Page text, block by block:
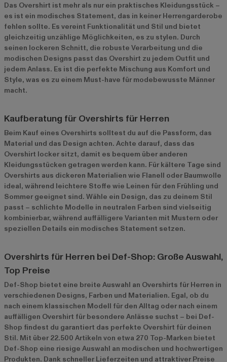
Das Overshirt ist mehr als nur ein praktisches Kleidungsstück –
es ist ein modisches Statement, das in keiner Herrengarderobe
fehlen sollte. Es vereint Funktionalität und Stil und bietet
gleichzeitig unzählige Möglichkeiten, es zu stylen. Durch
seinen lockeren Schnitt, die robuste Verarbeitung und die
modischen Designs passt das Overshirt zu jedem Outfit und
jedem Anlass. Es ist die perfekte Mischung aus Komfort und
Style, was es zu einem Must-have für modebewusste Männer
macht.
Kaufberatung für Overshirts für Herren
Beim Kauf eines Overshirts solltest du auf die Passform, das
Material und das Design achten. Achte darauf, dass das
Overshirt locker sitzt, damit es bequem über anderen
Kleidungsstücken getragen werden kann. Für kältere Tage sind
Overshirts aus dickeren Materialien wie Flanell oder Baumwolle
ideal, während leichtere Stoffe wie Leinen für den Frühling und
Sommer geeignet sind. Wähle ein Design, das zu deinem Stil
passt – schlichte Modelle in neutralen Farben sind vielseitig
kombinierbar, während auffälligere Varianten mit Mustern oder
speziellen Details ein modisches Statement setzen.
Overshirts für Herren bei Def-Shop: Große Auswahl,
Top Preise
Def-Shop bietet eine breite Auswahl an Overshirts für Herren in
verschiedenen Designs, Farben und Materialien. Egal, ob du
nach einem klassischen Modell für den Alltag oder nach einem
auffälligen Overshirt für besondere Anlässe suchst – bei Def-
Shop findest du garantiert das perfekte Overshirt für deinen
Stil. Mit über 22.500 Artikeln von etwa 270 Top-Marken bietet
Def-Shop eine riesige Auswahl an modischen und hochwertigen
Produkten. Dank schneller Lieferzeiten und attraktiver Preise